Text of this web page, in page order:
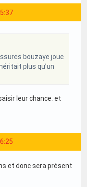
bouzaye joue
plus qu’un
leur chance. et
et donc sera présent